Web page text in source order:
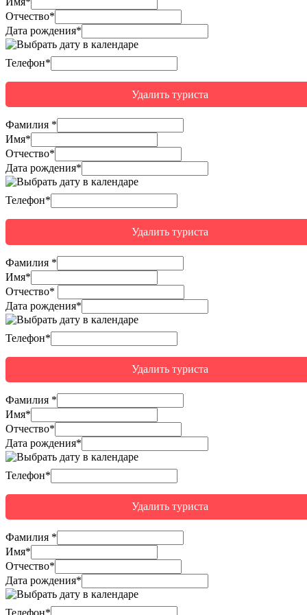
Отчество*
Дата рождения*
Телефон*
Удалить туриста
Фамилия *
Имя*
Отчество*
Дата рождения*
Телефон*
Удалить туриста
Фамилия *
Имя*
Отчество*
Дата рождения*
Телефон*
Удалить туриста
Фамилия *
Имя*
Отчество*
Дата рождения*
Телефон*
Удалить туриста
Фамилия *
Имя*
Отчество*
Дата рождения*
Телефон*